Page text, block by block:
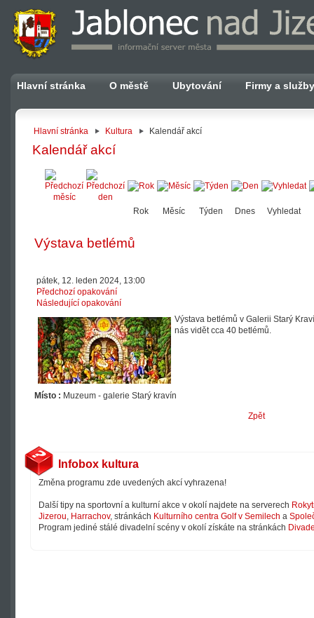
Hlavní stránka O městě Ubytování Firmy a služby
Hlavní stránka Kultura Kalendář akcí
Kalendář akcí
Rok Měsíc Týden Dnes Vyhledat
Výstava betlémů
pátek, 12. leden 2024, 13:00
Předchozí opakování
Následující opakování
Výstava betlémů v Galerii Starý
nás vidět cca 40 betlémů.
Místo : Muzeum - galerie Starý kravín
Zpět
Infobox kultura
Změna programu zde uvedených akcí vyhrazena!
Další tipy na sportovní a kulturní akce v okolí najdete na serverech
Jizerou, Harrachov, stránkách Kulturního centra Golf v Semilech a
Program jediné stálé divadelní scény v okolí získáte na stránkách